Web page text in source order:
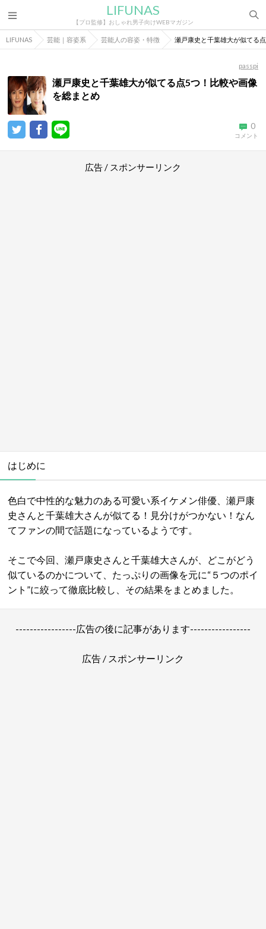
LIFUNAS
【プロ監修】おしゃれ男子向けWEBマガジン
LIFUNAS 芸能｜容姿系 芸能人の容姿・特徴 瀬戸康史と千葉雄大が似てる
passpi
瀬戸康史と千葉雄大が似てる点5つ！比較や画像
を総まとめ
0
コメント
広告 / スポンサーリンク
はじめに
色白で中性的な魅力のある可愛い系イケメン俳優、瀬戸康
史さんと千葉雄大さんが似てる！見分けがつかない！なん
てファンの間で話題になっているようです。
そこで今回、瀬戸康史さんと千葉雄大さんが、どこがどう
似ているのかについて、たっぷりの画像を元に“５つのポイ
ント”に絞って徹底比較し、その結果をまとめました。
-----------------広告の後に記事があります-----------------
広告 / スポンサーリンク